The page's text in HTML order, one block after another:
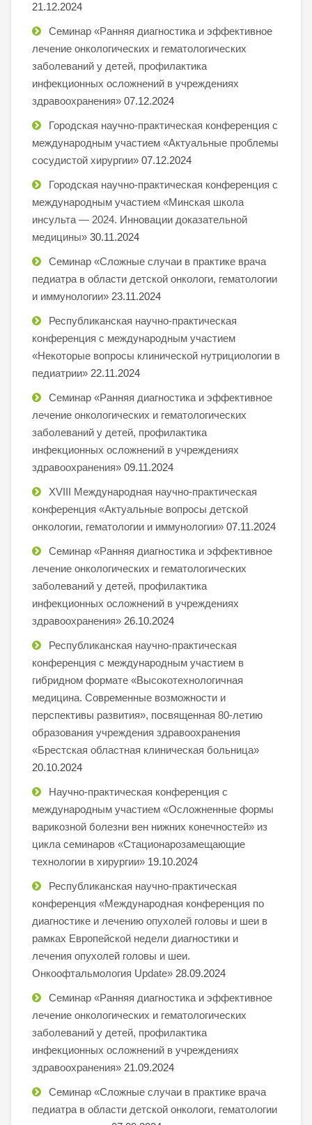
21.12.2024
Семинар «Ранняя диагностика и эффективное
лечение онкологических и гематологических
заболеваний у детей, профилактика
инфекционных осложнений в учреждениях
здравоохранения» 07.12.2024
Городская научно-практическая конференция с
международным участием «Актуальные проблемы
сосудистой хирургии» 07.12.2024
Городская научно-практическая конференция с
международным участием «Минская школа
инсульта — 2024. Инновации доказательной
медицины» 30.11.2024
Семинар «Сложные случаи в практике врача
педиатра в области детской онкологи, гематологии
и иммунологии» 23.11.2024
Республиканская научно-практическая
конференция с международным участием
«Некоторые вопросы клинической нутрициологии в
педиатрии» 22.11.2024
Семинар «Ранняя диагностика и эффективное
лечение онкологических и гематологических
заболеваний у детей, профилактика
инфекционных осложнений в учреждениях
здравоохранения» 09.11.2024
XVIII Международная научно-практическая
конференция «Актуальные вопросы детской
онкологии, гематологии и иммунологии» 07.11.2024
Семинар «Ранняя диагностика и эффективное
лечение онкологических и гематологических
заболеваний у детей, профилактика
инфекционных осложнений в учреждениях
здравоохранения» 26.10.2024
Республиканская научно-практическая
конференция с международным участием в
гибридном формате «Высокотехнологичная
медицина. Современные возможности и
перспективы развития», посвященная 80-летию
образования учреждения здравоохранения
«Брестская областная клиническая больница»
20.10.2024
Научно-практическая конференция с
международным участием «Осложненные формы
варикозной болезни вен нижних конечностей» из
цикла семинаров «Стационарозамещающие
технологии в хирургии» 19.10.2024
Республиканская научно-практическая
конференция «Международная конференция по
диагностике и лечению опухолей головы и шеи в
рамках Европейской недели диагностики и
лечения опухолей головы и шеи.
Онкоофтальмология Update» 28.09.2024
Семинар «Ранняя диагностика и эффективное
лечение онкологических и гематологических
заболеваний у детей, профилактика
инфекционных осложнений в учреждениях
здравоохранения» 21.09.2024
Семинар «Сложные случаи в практике врача
педиатра в области детской онкологи, гематологии